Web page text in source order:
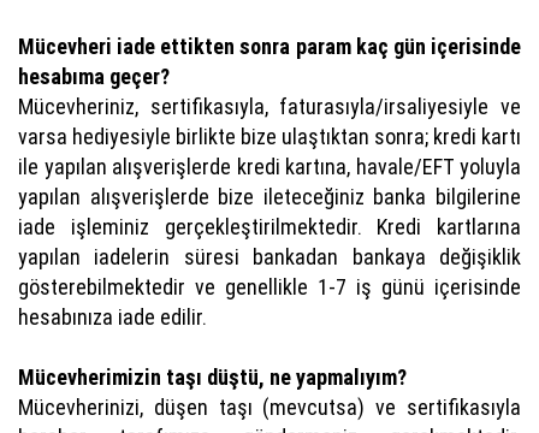
Mücevheri iade ettikten sonra param kaç gün içerisinde
hesabıma geçer?
Mücevheriniz, sertifikasıyla, faturasıyla/irsaliyesiyle ve
varsa hediyesiyle birlikte bize ulaştıktan sonra; kredi kartı
ile yapılan alışverişlerde kredi kartına, havale/EFT yoluyla
yapılan alışverişlerde bize ileteceğiniz banka bilgilerine
iade işleminiz gerçekleştirilmektedir. Kredi kartlarına
yapılan iadelerin süresi bankadan bankaya değişiklik
gösterebilmektedir ve genellikle 1-7 iş günü içerisinde
hesabınıza iade edilir.
Mücevherimizin taşı düştü, ne yapmalıyım?
Mücevherinizi, düşen taşı (mevcutsa) ve sertifikasıyla